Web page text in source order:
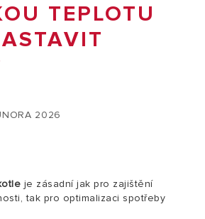
TEPLOTU
2026
je zásadní jak pro zajištění
tak pro optimalizaci spotřeby